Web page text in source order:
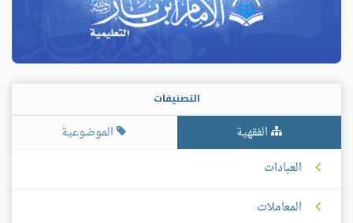
التصنيفات
الفقهية
الموضوعية
العبادات
المعاملات